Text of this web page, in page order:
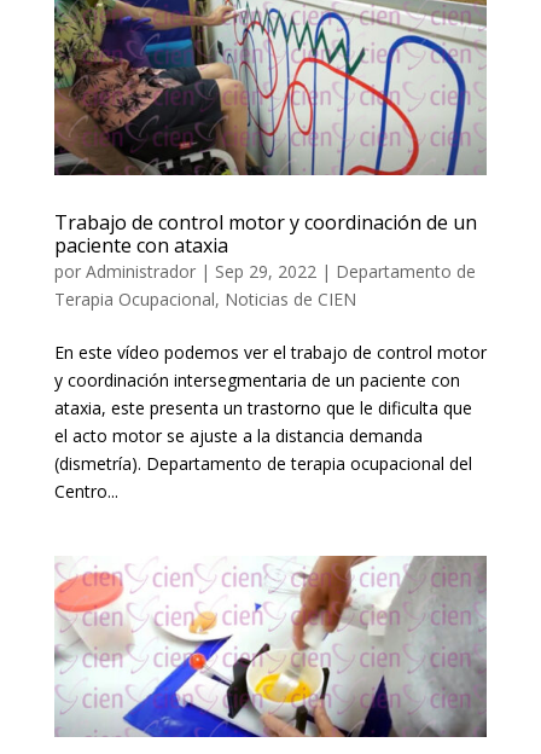
Trabajo de control motor y coordinación de un
paciente con ataxia
por Administrador| Sep 29, 2022| Departamento de
Terapia Ocupacional, Noticias de CIEN
En este vídeo podemos ver el trabajo de control motor
y coordinación intersegmentaria de un paciente con
ataxia, este presenta un trastorno que le dificulta que
el acto motor se ajuste a la distancia demanda
(dismetría). Departamento de terapia ocupacional del
Centro...